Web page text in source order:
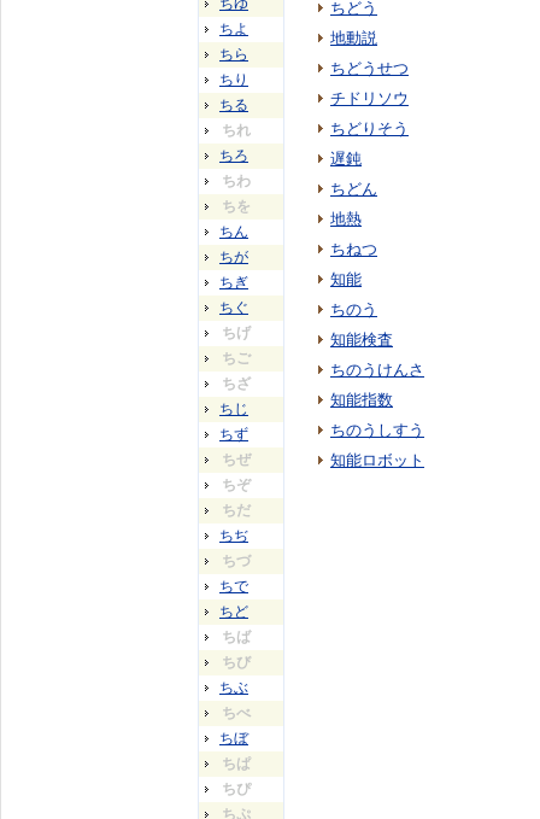
ちゆ
ちよ
ちら
ちり
ちる
ちれ
ちろ
ちわ
ちを
ちん
ちが
ちぎ
ちぐ
ちげ
ちご
ちざ
ちじ
ちず
ちぜ
ちぞ
ちだ
ちぢ
ちづ
ちで
ちど
ちば
ちび
ちぶ
ちべ
ちぼ
ちぱ
ちぴ
ちぷ
ちどう
地動説
ちどうせつ
チドリソウ
ちどりそう
遅鈍
ちどん
地熱
ちねつ
知能
ちのう
知能検査
ちのうけんさ
知能指数
ちのうしすう
知能ロボット